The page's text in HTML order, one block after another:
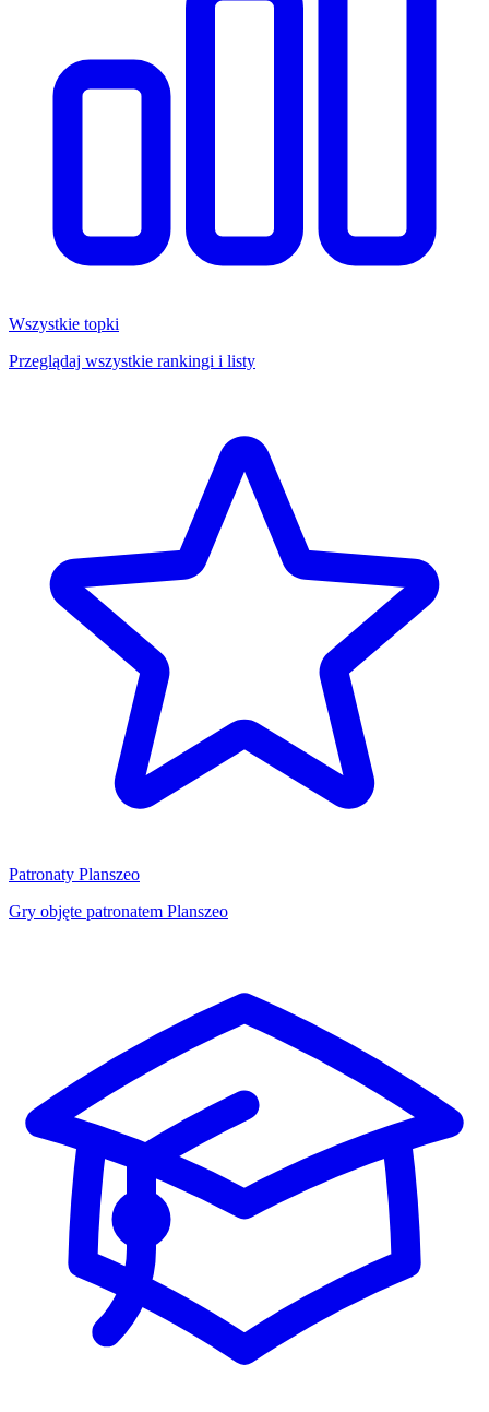
Wszystkie topki
Przeglądaj wszystkie rankingi i listy
Patronaty Planszeo
Gry objęte patronatem Planszeo